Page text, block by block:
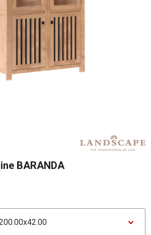
von 0 von 5 Sternen
BARANDA